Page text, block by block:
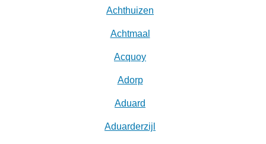
Achthuizen
Achtmaal
Acquoy
Adorp
Aduard
Aduarderzijl